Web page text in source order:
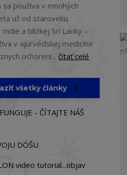
používa v mnohých
už od staroveku.
Indie a blízkej Srí Lanky –
v ajurvédskej medicíne
ochorení... čítať celé
všetky články